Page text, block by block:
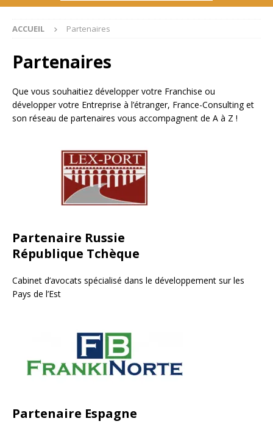
ACCUEIL Partenaires
Partenaires
Que vous souhaitiez développer votre Franchise ou
développer votre Entreprise à l’étranger, France-Consulting et
son réseau de partenaires vous accompagnent de A à Z !
Partenaire Russie
République Tchèque
Cabinet d’avocats spécialisé dans le développement sur les
Pays de l’Est
Partenaire Espagne